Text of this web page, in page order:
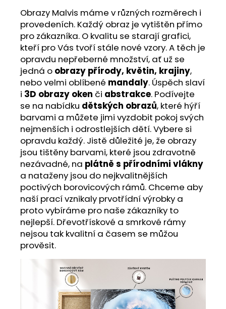
Obrazy Malvis máme v různých rozměrech i
provedeních. Každý obraz je vytištěn přímo
pro zákazníka. O kvalitu se starají grafici,
kteří pro Vás tvoří stále nové vzory. A těch je
opravdu nepřeberné množství, ať už se
jedná o obrazy přírody, květin, krajiny,
nebo velmi oblíbené mandaly. Úspěch slaví
i 3D obrazy oken či abstrakce. Podívejte
se na nabídku dětských obrazů, které hýří
barvami a můžete jimi vyzdobit pokoj svých
nejmenších i odrostlejších dětí. Vybere si
opravdu každý. Jistě důležité je, že obrazy
jsou tištěny barvami, které jsou zdravotně
nezávadné, na plátně s přírodními vlákny
a nataženy jsou do nejkvalitnějších
poctivých borovicových rámů. Chceme aby
naší prací vznikaly prvotřídní výrobky a
proto vybíráme pro naše zákazníky to
nejlepší. Dřevotřískové a smrkové rámy
nejsou tak kvalitní a časem se můžou
prověsit.